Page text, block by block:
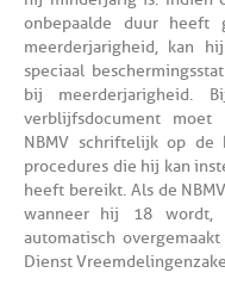
onbepaalde duur heeft
meerderjarigheid, kan
speciaal
bij meerderjarigheid.
verblijfsdocument moet
NBMV schriftelijk op de
procedures die hij kan
heeft bereikt. Als de
wanneer hij 18
automatisch
Dienst